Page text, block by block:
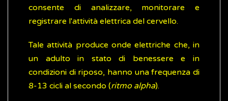
consente di analizzare, monitorare e
registrare l'attività elettrica del cervello.
Tale attività produce onde elettriche che, in
un adulto in stato di benessere e in
condizioni di riposo, hanno una frequenza di
8-13 cicli al secondo (ritmo alpha).